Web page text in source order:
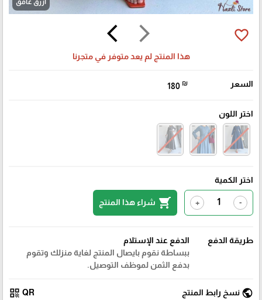
ازرق غامق
arrow_forward_ios
arrow_back_ios favorite_border
هذا المنتج لم يعد متوفر في متجرنا
السعر 180 ₪
اختر اللون
اختر الكمية
-
+
shopping_cart شراء هذا المنتج
طريقة الدفع
الدفع عند الإستلام
ببساطة نقوم بايصال المنتج لغاية منزلك وتقوم
بدفع الثمن لموظف التوصيل.
public نسخ رابط المنتج QR
qr_code